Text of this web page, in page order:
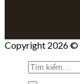
Copyright 2026 ©